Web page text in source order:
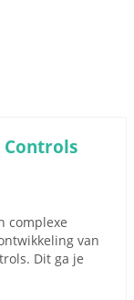
complexe
van
Dit ga je